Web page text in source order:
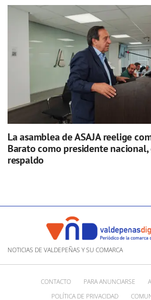
La asamblea de ASAJA reelige
Barato como presidente
respaldo
NOTICIAS DE VALDEPEÑAS Y SU COMARCA
CONTACTO PARA ANUNCIARSE
POLÍTICA DE PRIVACIDAD